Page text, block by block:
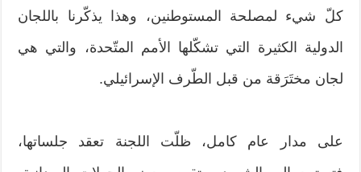
كلّ شيء لمصلحة المستوطنين، وهذا يذكّرنا باللجان
الدولية الكثيرة التي تشكّلها الأمم المتّحدة، والتي هي
لجان مختَرَقة من قبل الطّرف الإسرائيلي.
على مدار عام كامل، ظلّت اللجنة تعقد جلساتها،